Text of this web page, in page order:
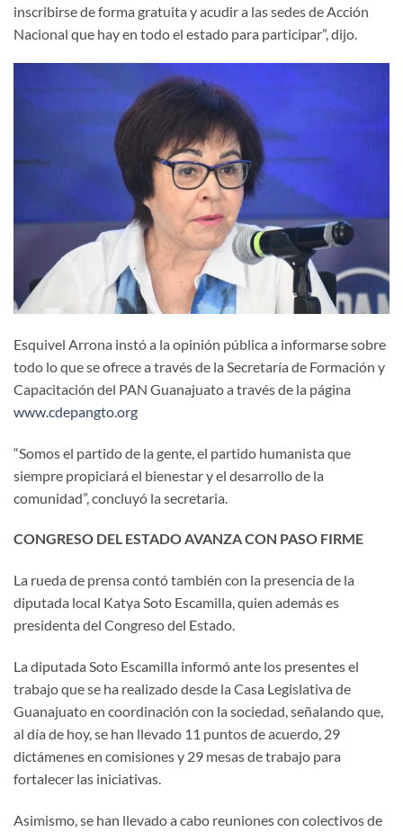
inscribirse de forma gratuita y acudir a las sedes de Acción
Nacional que hay en todo el estado para participar”, dijo.
Esquivel Arrona instó a la opinión pública a informarse sobre
todo lo que se ofrece a través de la Secretaría de Formación y
Capacitación del PAN Guanajuato a través de la página
www.cdepangto.org
“Somos el partido de la gente, el partido humanista que
siempre propiciará el bienestar y el desarrollo de la
comunidad”, concluyó la secretaria.
CONGRESO DEL ESTADO AVANZA CON PASO FIRME
La rueda de prensa contó también con la presencia de la
diputada local Katya Soto Escamilla, quien además es
presidenta del Congreso del Estado.
La diputada Soto Escamilla informó ante los presentes el
trabajo que se ha realizado desde la Casa Legislativa de
Guanajuato en coordinación con la sociedad, señalando que,
al día de hoy, se han llevado 11 puntos de acuerdo, 29
dictámenes en comisiones y 29 mesas de trabajo para
fortalecer las iniciativas.
Asimismo, se han llevado a cabo reuniones con colectivos de